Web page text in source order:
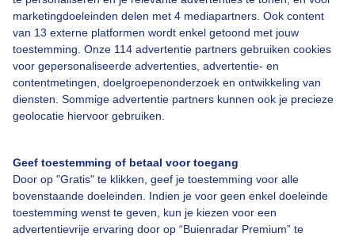
marketingdoeleinden delen met 4 mediapartners. Ook content
van 13 externe platformen wordt enkel getoond met jouw
toestemming. Onze 114 advertentie partners gebruiken cookies
voor gepersonaliseerde advertenties, advertentie- en
contentmetingen, doelgroepenonderzoek en ontwikkeling van
diensten. Sommige advertentie partners kunnen ook je precieze
geolocatie hiervoor gebruiken.
Geef toestemming of betaal voor toegang
Door op "Gratis" te klikken, geef je toestemming voor alle
bovenstaande doeleinden. Indien je voor geen enkel doeleinde
toestemming wenst te geven, kun je kiezen voor een
advertentievrije ervaring door op “Buienradar Premium” te
Over Buienradar
Veelgestelde vragen
Contact
Toegankelijkheid